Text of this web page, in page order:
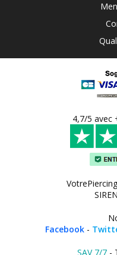
4,7/5 avec
Facebook -
SAV 7/7-